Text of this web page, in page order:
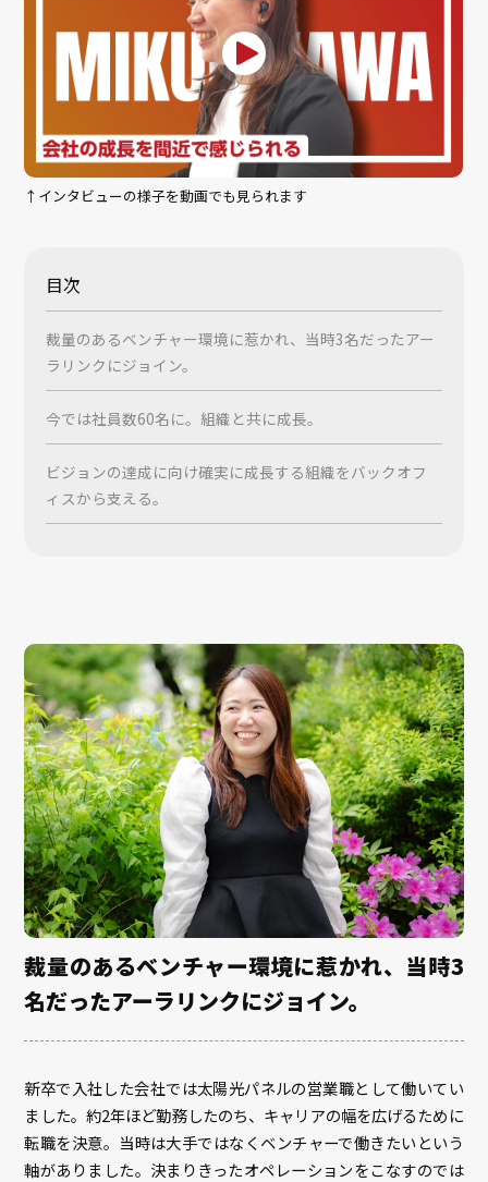
↑インタビューの様子を動画でも見られます
目次
裁量のあるベンチャー環境に惹かれ、当時3名だったアー
ラリンクにジョイン。
今では社員数60名に。組織と共に成長。
ビジョンの達成に向け確実に成長する組織をバックオフ
ィスから支える。
裁量のあるベンチャー環境に惹かれ、当時3
名だったアーラリンクにジョイン。
新卒で入社した会社では太陽光パネルの営業職として働いてい
ました。約2年ほど勤務したのち、キャリアの幅を広げるために
転職を決意。当時は大手ではなくベンチャーで働きたいという
軸がありました。決まりきったオペレーションをこなすのでは